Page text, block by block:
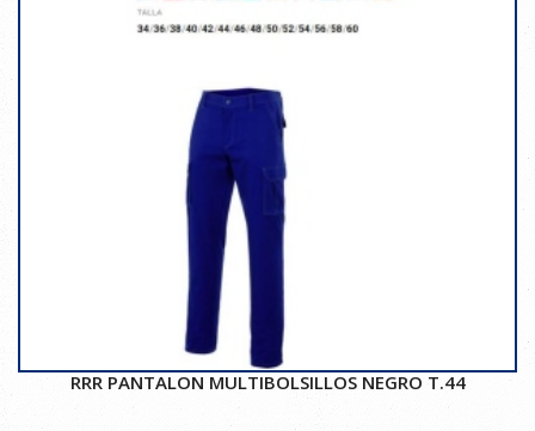
RRR PANTALON MULTIBOLSILLOS NEGRO T.44